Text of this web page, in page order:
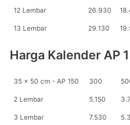
12 Lembar 26.930
13 Lembar 29.130
Harga Kalender AP
35 x 50 cm - AP 150 300
2 Lembar 5.150
3 Lembar 7.530